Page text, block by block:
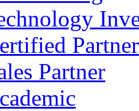
Partner
Partner